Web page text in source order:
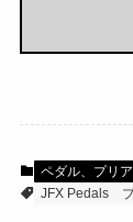
ペダル、プリ
JFX Pedals